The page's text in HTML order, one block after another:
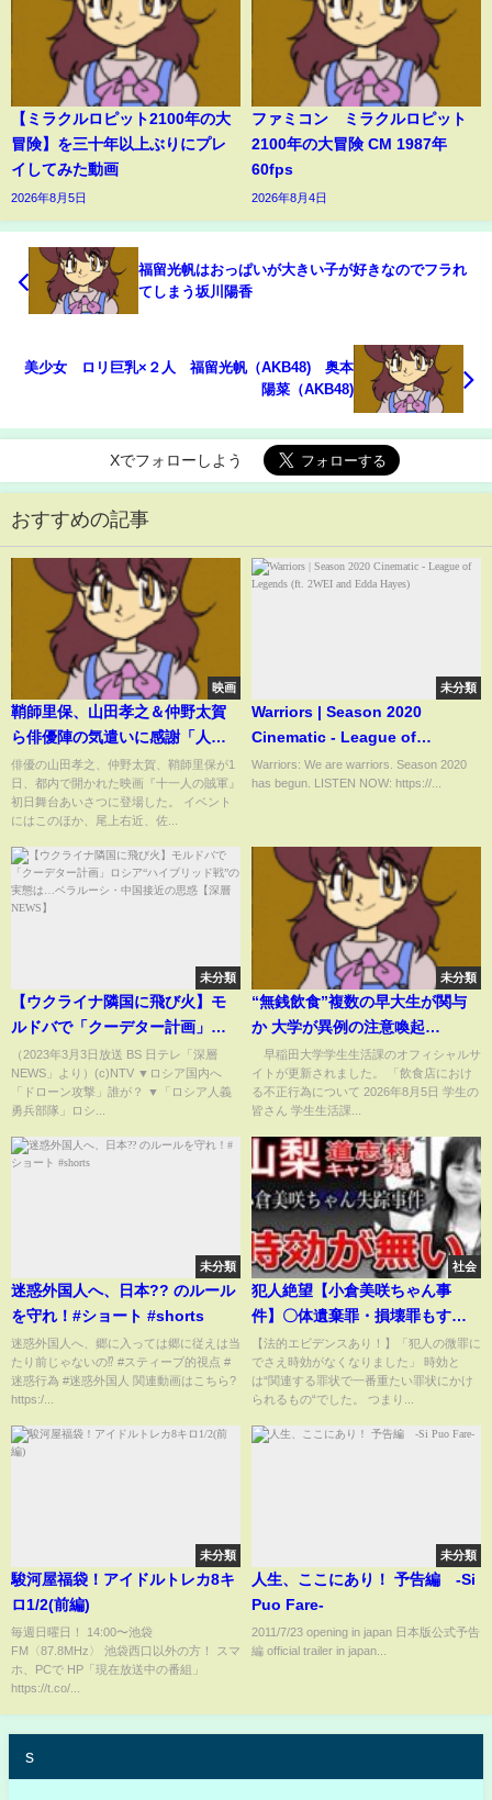
【ミラクルロピット2100年の大
冒険】を三十年以上ぶりにプレ
イしてみた動画
2026年8月5日
ファミコン ミラクルロピット
2100年の大冒険 CM 1987年
60fps
2026年8月4日
福留光帆はおっぱいが大きい子が好きなのでフラれ
てしまう坂川陽香
美少女 ロリ巨乳×２人 福留光帆（AKB48) 奥本
陽菜（AKB48)
Xでフォローしよう
おすすめの記事
映画
鞘師里保、山田孝之＆仲野太賀
ら俳優陣の気遣いに感謝「人見
知りな私を…」 映画『十一人
の賊軍』初日舞台挨拶
俳優の山田孝之、仲野太賀、鞘師里保が1
日、都内で開かれた映画『十一人の賊軍』
初日舞台あいさつに登場した。 イベント
にはこのほか、尾上右近、佐...
未分類
Warriors | Season 2020
Cinematic - League of
Legends (ft. 2WEI and Edda
Hayes)
Warriors: We are warriors. Season 2020
has begun. LISTEN NOW: https://...
未分類
【ウクライナ隣国に飛び火】モ
ルドバで「クーデター計画」ロ
シア“ハイブリッド戦”の実態
は…ベラルーシ・中国接近の思
惑【深層NEWS】
（2023年3月3日放送 BS 日テレ「深層
NEWS」より）(c)NTV ▼ロシア国内へ
「ドローン攻撃」誰が？ ▼「ロシア人義
勇兵部隊」ロシ...
未分類
“無銭飲食”複数の早大生が関与
か 大学が異例の注意喚起
(ABEMA TIMES)
早稲田大学学生生活課のオフィシャルサ
イトが更新されました。 「飲食店におけ
る不正行為について 2026年8月5日 学生の
皆さん 学生生活課...
未分類
迷惑外国人へ、日本?? のルール
を守れ！#ショート #shorts
迷惑外国人へ、郷に入っては郷に従えは当
たり前じゃないの⁉️ #スティーブ的視点 #
迷惑行為 #迷惑外国人 関連動画はこちら?
https:/...
社会
犯人絶望【小倉美咲ちゃん事
件】〇体遺棄罪・損壊罪もすべ
ての罪状に時効が不成立だっ
た！/山梨県道志村キャンプ場女
児失踪事件
【法的エビデンスあり！】「犯人の微罪に
でさえ時効がなくなりました」 時効と
は“関連する罪状で一番重たい罪状にかけ
られるもの“でした。 つまり...
未分類
駿河屋福袋！アイドルトレカ8キ
ロ1/2(前編)
毎週日曜日！ 14:00〜池袋
FM〈87.8MHz〉 池袋西口以外の方！ スマ
ホ、PCで HP「現在放送中の番組」
https://t.co/...
未分類
人生、ここにあり！ 予告編 -Si
Puo Fare-
2011/7/23 opening in japan 日本版公式予告
編 official trailer in japan...
s